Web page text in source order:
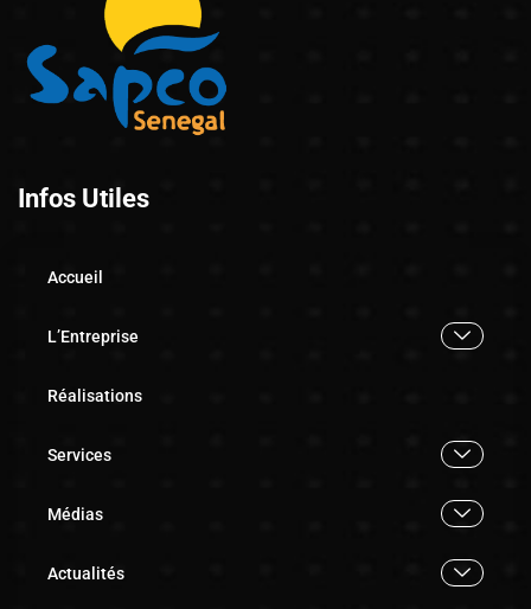
Infos Utiles
Accueil
L’Entreprise
Réalisations
Services
Médias
Actualités